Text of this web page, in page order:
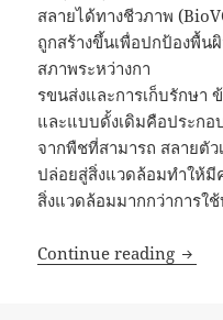
สลายได้ทางชีวภาพ
ถูกสร้างขึ้นเพื่อปกป้องพื้น
สภาพระหว่างกา
รขนส่งและการเก็บรักษา
และแบบดั้งเดิมคือประก
จากพืชที่สามารถ สลายตั
ปล่อยสู่สิ่งแวดล้อมทำให้
สิ่งแวดล้อมมากกว่าการ
Continue reading